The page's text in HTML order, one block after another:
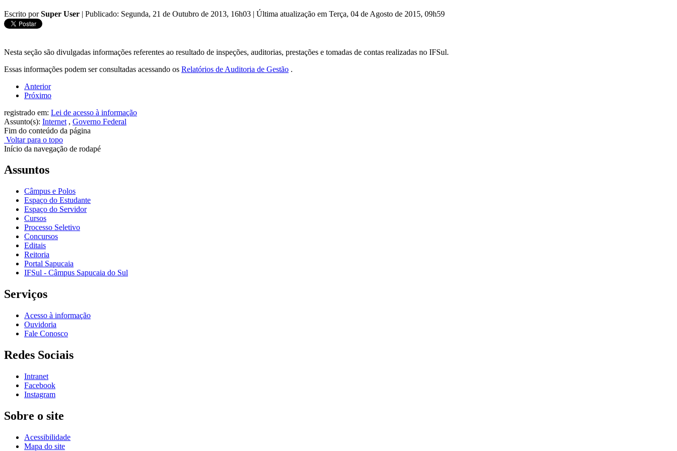
Escrito porSuper User | Publicado: Segunda, 21 de Outubro de 2013, 16h03 | Última atualização em Terça, 04 de Agosto de 2015, 09h59
Nesta seção são divulgadas informações referentes ao resultado de inspeções, auditorias, prestações e tomadas de contas realizadas no IFSul.
Essas informações podem ser consultadas acessando os Relatórios de Auditoria de Gestão .
Anterior
Próximo
registrado em: Lei de acesso à informação
Assunto(s): Internet , Governo Federal
Fim do conteúdo da página
Voltar para o topo
Início da navegação de rodapé
Assuntos
Câmpus e Polos
Espaço do Estudante
Espaço do Servidor
Cursos
Processo Seletivo
Concursos
Editais
Reitoria
Portal Sapucaia
IFSul - Câmpus Sapucaia do Sul
Serviços
Acesso à informação
Ouvidoria
Fale Conosco
Redes Sociais
Intranet
Facebook
Instagram
Sobre o site
Acessibilidade
Mapa do site